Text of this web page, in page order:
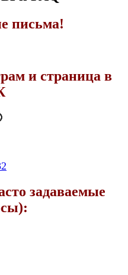
письма!
и страница в
задаваемые